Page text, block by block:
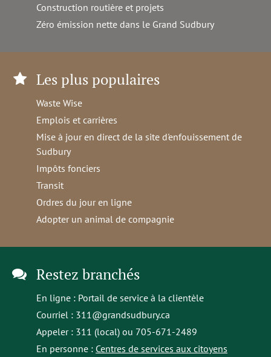
Construction routière et projets
Zéro émission nette dans le Grand Sudbury
Les plus populaires
Waste Wise
Emplois et carrières
Mise à jour en direct de la site d'enfouissement de
Sudbury
Impôts fonciers
Transit
Ordres du jour en ligne
Adopter un animal de compagnie
Restez branchés
En ligne : Portail de service à la clientèle
Courriel : 311@grandsudbury.ca
Appeler : 311 (local) ou 705-671-2489
En personne : Centres de services aux citoyens